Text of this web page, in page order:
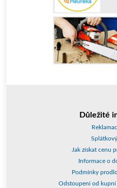
Důležité
Jak získat cenu
Informace o
Podmínky
Odstoupení od